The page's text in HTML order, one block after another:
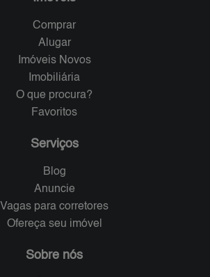
Comprar
Alugar
Imóveis Novos
Imobiliária
O que procura?
Favoritos
Serviços
Blog
Anuncie
Vagas para corretores
Ofereça seu imóvel
Sobre nós